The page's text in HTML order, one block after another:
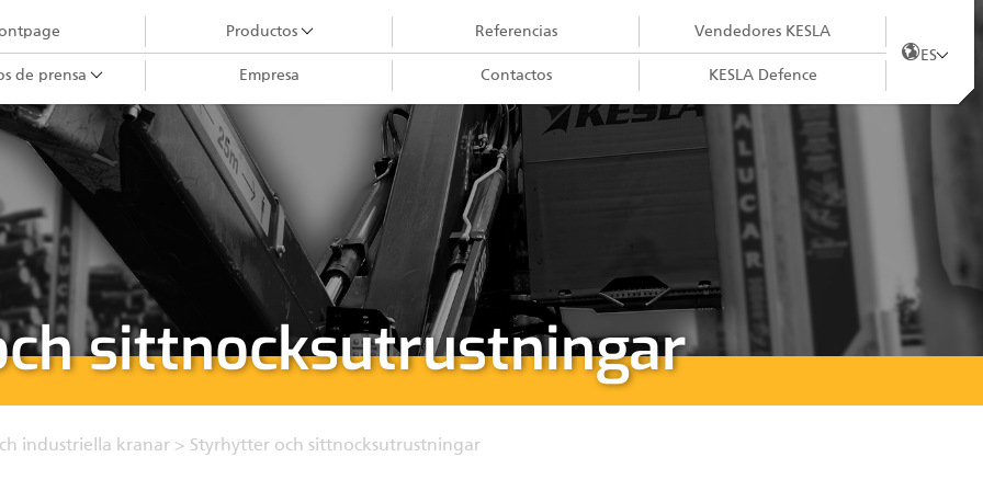
Productos
Grúas City
Garras III
Cabezales cosechadores
Maquinaria de grúas forestales
Manipuladores
Remolques
Bancada procesadora telescópica
Referencias Vendedores KESLA
de prensa Empresa Contactos KESLA Defence
ES
sittnocksutrustningar
industriella kranar > Styrhytter och sittnocksutrustningar